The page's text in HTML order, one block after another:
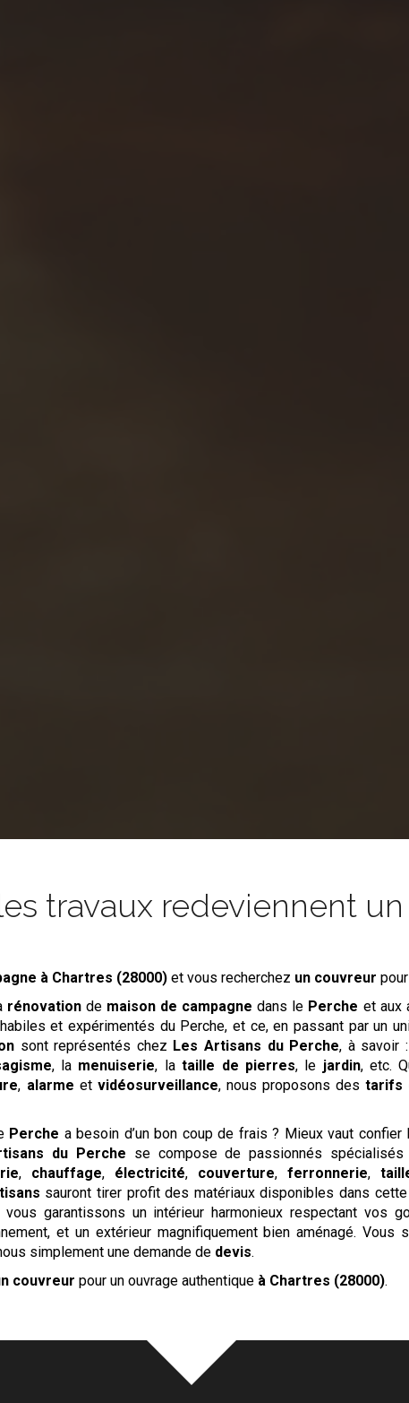
travaux redeviennent
à Chartres (28000) et vous recherchez un couvreur
rénovationde maison de campagnedans le Perche et aux
et expérimentés du Perche, et ce, en passant par un
sont représentés chez Les Artisans du Perche, à savoir
, la menuiserie, lataille de pierres, le jardin, etc.
, alarme et vidéosurveillance, nous proposons destarifs
Perche a besoin d’un bon coup de frais ? Mieux vaut confier
du Perche se compose de passionnés
, chauffage, électricité, couverture,ferronnerie,
sauront tirer profit des matériaux disponibles dans
garantissons un intérieur harmonieux respectant vos
et un extérieur magnifiquement bien aménagé.
simplement une demande de devis.
couvreur pour un ouvrage authentique à Chartres (28000).